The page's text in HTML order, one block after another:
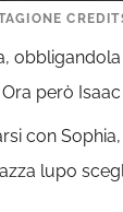
però
con
lupo